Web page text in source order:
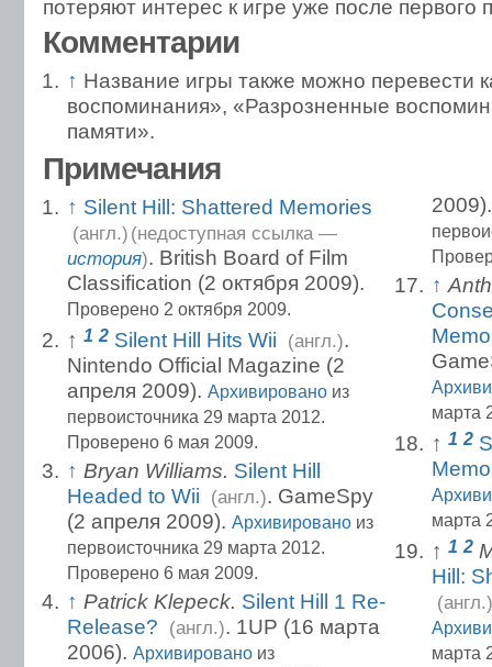
потеряют интерес к игре уже после первого
Комментарии
↑ Название игры также можно перевести
воспоминания», «Разрозненные
памяти».
Примечания
↑ Silent Hill: Shattered Memories
(англ.) (недоступная ссылка —
история). British Board of Film
Classification (2 октября 2009).
Проверено 2 октября 2009.
↑ 1 2 Silent Hill Hits Wii (англ.).
Nintendo Official Magazine (2
апреля 2009). Архивировано из
первоисточника 29 марта 2012.
Проверено 6 мая 2009.
↑ Bryan Williams. Silent Hill
Headed to Wii
(англ.). GameSpy
(2 апреля 2009). Архивировано из
первоисточника 29 марта 2012.
Проверено 6 мая 2009.
↑ Patrick Klepeck. Silent Hill 1 Re-
Release?
(англ.). 1UP (16 марта
2006). Архивировано из
↑
марта
↑ 1 2
марта
↑ 1 2
Hill:
(англ.)
марта